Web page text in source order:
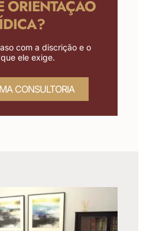
ORIENTAÇÃO
com a discrição e o
ele exige.
CONSULTORIA